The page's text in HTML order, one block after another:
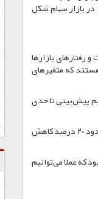
بازار سهام شکل
رفتارهای بازارها
که متغیرهای
پیش‌بینی تا حدی
وی افزود: در ابتدای سال ۱۴۰۴ یک افزایش قیمت نسبی در بازار غیر رسمی ارز داشتیم که بعد از چند هفته تعدیل شد و قیمت‌ها حدود ۲۰ درصد کاهش
که عملا می‌توانیم